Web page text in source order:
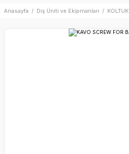
Anasayfa Diş Üniti ve Ekipmanları KOLTUK